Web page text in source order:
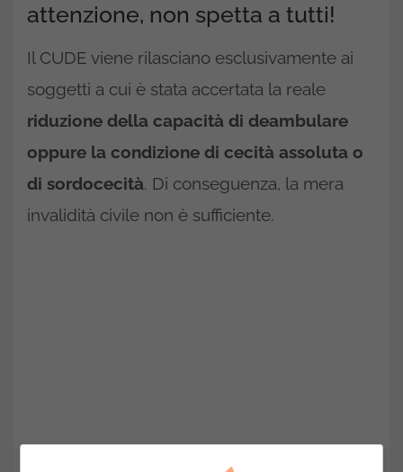
attenzione, non spetta a tutti!
Il CUDE viene rilasciano esclusivamente ai
soggetti a cui è stata accertata la reale
riduzione della capacità di deambulare
oppure la condizione di cecità assoluta o
di sordocecità. Di conseguenza, la mera
invalidità civile non è sufficiente.